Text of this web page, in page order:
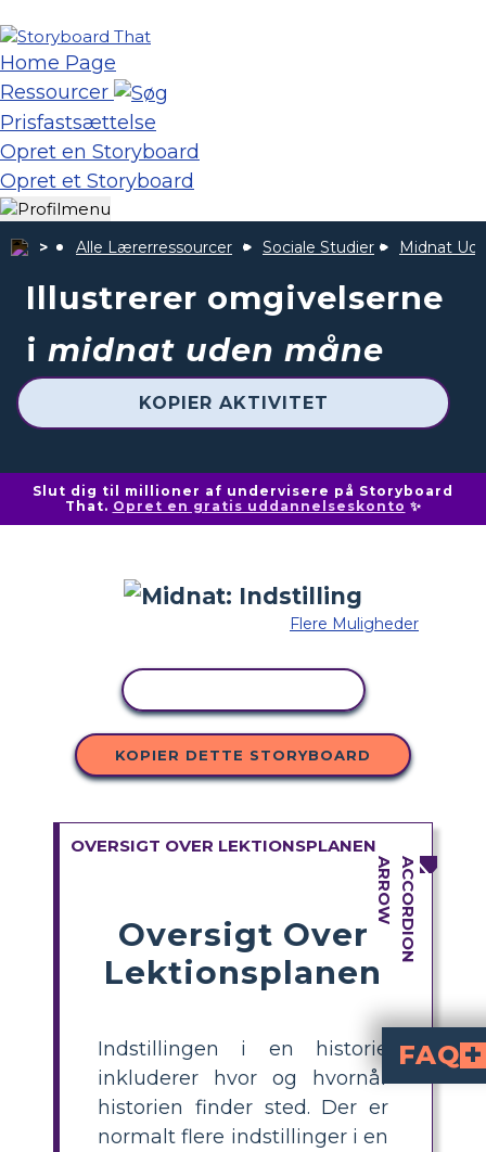
Home Page
Ressourcer
Prisfastsættelse
Opret en Storyboard
Opret et Storyboard
Alle Lærerressourcer Sociale Studier Midnat
Illustrerer omgivelserne
i midnat uden måne
KOPIER AKTIVITET
Slut dig til millioner af undervisere på Storyboard
That. Opret en gratis uddannelseskonto ✨
Flere Muligheder
KOPIER DETTE STORYBOARD
OVERSIGT OVER LEKTIONSPLANEN
Oversigt Over
Lektionsplanen
Indstillingen i en historie
inkluderer hvor og hvornår
historien finder sted. Der er
normalt flere indstillinger i en
FAQ